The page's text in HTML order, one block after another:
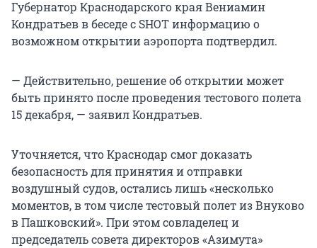
Губернатор Краснодарского края Вениамин
Кондратьев в беседе с SHOT информацию о
возможном открытии аэропорта подтвердил.
— Действительно, решение об открытии может
быть принято после проведения тестового полета
15 декабря, — заявил Кондратьев.
Уточняется, что Краснодар смог доказать
безопасность для принятия и отправки
воздушный судов, остались лишь «несколько
моментов, в том числе тестовый полет из Внуково
в Пашковский». При этом совладелец и
председатель совета директоров «Азимута»